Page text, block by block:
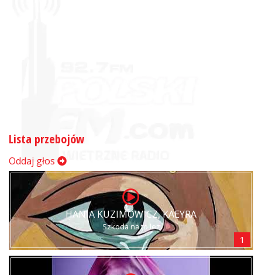
Lista przebojów
Oddaj głos
HANIA KUZIMOWICZ, KAEYRA
Szkoda na to łez
1